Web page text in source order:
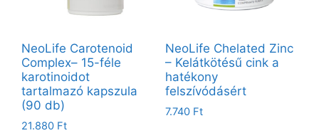
NeoLife Carotenoid
Complex– 15-féle
karotinoidot
tartalmazó kapszula
(90 db)
21.880 Ft
NeoLife Chelated Zinc
– Kelátkötésű cink a
hatékony
felszívódásért
7.740 Ft